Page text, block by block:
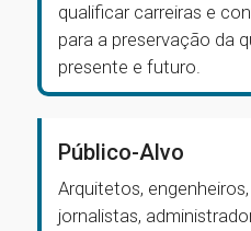
qualificar carreiras e
para a preservação da
presente e futuro.
Público-Alvo
Arquitetos,
jornalistas,